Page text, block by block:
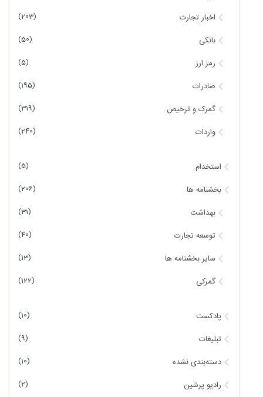
اخبار تجارت (203)
بانکی (50)
رمز ارز (5)
صادرات (195)
گمرک و ترخیص (319)
واردات (240)
استخدام (5)
بخشنامه ها (206)
بهداشت (31)
توسعه تجارت (40)
سایر بخشنامه ها (13)
گمرکی (122)
پادکست (10)
تبلیغات (9)
دسته‌بندی نشده (10)
رادیو پرشین (2)